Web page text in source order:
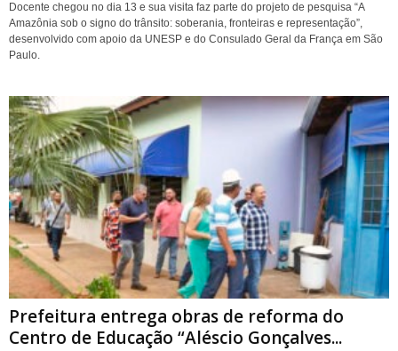
Docente chegou no dia 13 e sua visita faz parte do projeto de pesquisa “A
Amazônia sob o signo do trânsito: soberania, fronteiras e representação”,
desenvolvido com apoio da UNESP e do Consulado Geral da França em São
Paulo.
Prefeitura entrega obras de reforma do
Centro de Educação “Aléscio Gonçalves...